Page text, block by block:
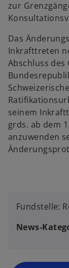
zur
Das
Inkrafttreten
Abschluss
seinem
grds. ab dem
anzuwenden
Fundstelle:
News-